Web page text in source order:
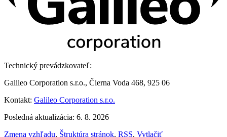
Technický prevádzkovateľ:
Galileo Corporation s.r.o., Čierna Voda 468, 925 06
Kontakt: Galileo Corporation s.r.o.
Posledná aktualizácia: 6. 8. 2026
Zmena vzhľadu, Štruktúra stránok, RSS, Vytlačiť